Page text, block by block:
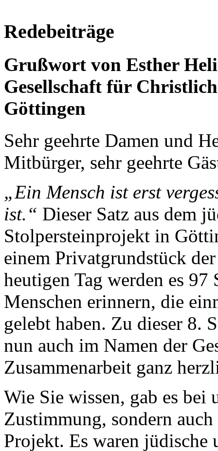
Redebeiträge
Grußwort von Esther
Gesellschaft für
Göttingen
Sehr geehrte Damen und
Mitbürger, sehr geehrte
„Ein Mensch ist erst
ist.“ Dieser Satz aus dem
Stolpersteinprojekt in
einem Privatgrundstück
heutigen Tag werden es
Menschen erinnern, die
gelebt haben. Zu dieser 8.
nun auch im Namen der
Zusammenarbeit ganz
Wie Sie wissen, gab es
Zustimmung, sondern auch
Projekt. Es waren jüdische